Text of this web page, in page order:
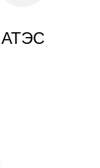
АТЭС